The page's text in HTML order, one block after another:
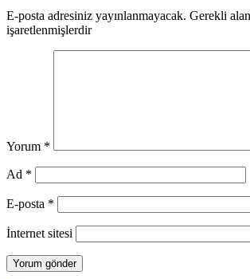
E-posta adresiniz yayınlanmayacak. Gerekli
işaretlenmişlerdir
Yorum *
Ad *
E-posta *
İnternet sitesi